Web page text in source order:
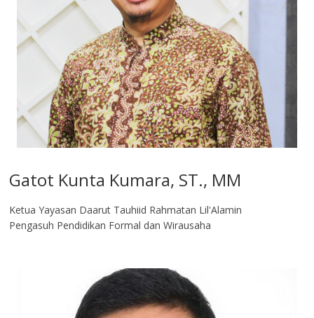
Gatot Kunta Kumara, ST., MM
Ketua Yayasan Daarut Tauhiid Rahmatan Lil'Alamin
Pengasuh Pendidikan Formal dan Wirausaha